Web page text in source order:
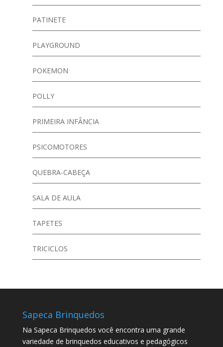
PATINETE
PLAYGROUND
POKEMON
POLLY
PRIMEIRA INFÂNCIA
PSICOMOTORES
QUEBRA-CABEÇA
SALA DE AULA
TAPETES
TRICICLOS
Sapeca Brinquedos
Na Sapeca Brinquedos você encontra uma grande
variedade de brinquedos educativos e pedagógicos